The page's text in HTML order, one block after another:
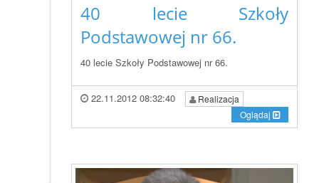
40 lecie Szkoły
Podstawowej nr 66.
40 lecie Szkoły Podstawowej nr 66.
22.11.2012 08:32:40
Realizacja
Oglądaj